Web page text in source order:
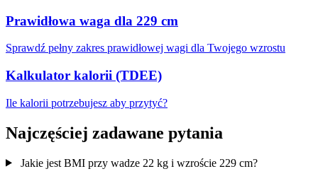
Prawidłowa waga dla 229 cm
Sprawdź pełny zakres prawidłowej wagi dla Twojego wzrostu
Kalkulator kalorii (TDEE)
Ile kalorii potrzebujesz aby przytyć?
Najczęściej zadawane pytania
Jakie jest BMI przy wadze 22 kg i wzroście 229 cm?